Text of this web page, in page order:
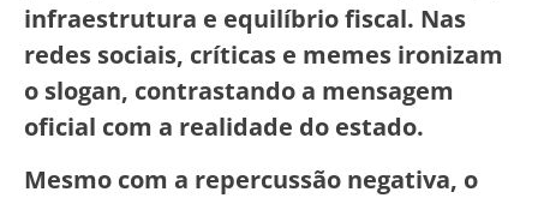
infraestrutura e equilíbrio fiscal. Nas
redes sociais, críticas e memes ironizam
o slogan, contrastando a mensagem
oficial com a realidade do estado.
Mesmo com a repercussão negativa, o